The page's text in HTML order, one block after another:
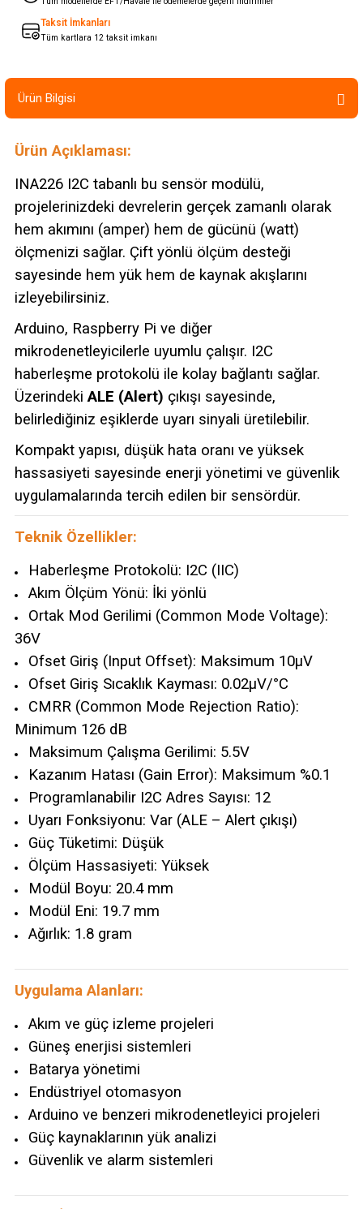
Taksit İmkanları
Tüm kartlara 12 taksit imkanı
Ürün Bilgisi
Ürün Açıklaması:
INA226 I2C tabanlı bu sensör modülü,
projelerinizdeki devrelerin gerçek zamanlı olarak
hem akımını (amper) hem de gücünü (watt)
ölçmenizi sağlar. Çift yönlü ölçüm desteği
sayesinde hem yük hem de kaynak akışlarını
izleyebilirsiniz.
Arduino, Raspberry Pi ve diğer
mikrodenetleyicilerle uyumlu çalışır. I2C
haberleşme protokolü ile kolay bağlantı sağlar.
ÜzerindekiALE (Alert) çıkışı sayesinde,
belirlediğiniz eşiklerde uyarı sinyali üretilebilir.
Kompakt yapısı, düşük hata oranı ve yüksek
hassasiyeti sayesinde enerji yönetimi ve güvenlik
uygulamalarında tercih edilen bir sensördür.
Teknik Özellikler:
Haberleşme Protokolü: I2C (IIC)
Akım Ölçüm Yönü: İki yönlü
Ortak Mod Gerilimi (Common Mode Voltage):
36V
Ofset Giriş (Input Offset): Maksimum 10µV
Ofset Giriş Sıcaklık Kayması: 0.02µV/°C
CMRR (Common Mode Rejection Ratio):
Minimum 126 dB
Maksimum Çalışma Gerilimi: 5.5V
Kazanım Hatası (Gain Error): Maksimum %0.1
Programlanabilir I2C Adres Sayısı: 12
Uyarı Fonksiyonu: Var (ALE – Alert çıkışı)
Güç Tüketimi: Düşük
Ölçüm Hassasiyeti: Yüksek
Modül Boyu: 20.4 mm
Modül Eni: 19.7 mm
Ağırlık: 1.8 gram
Uygulama Alanları:
Akım ve güç izleme projeleri
Güneş enerjisi sistemleri
Batarya yönetimi
Endüstriyel otomasyon
Arduino ve benzeri mikrodenetleyici projeleri
Güç kaynaklarının yük analizi
Güvenlik ve alarm sistemleri